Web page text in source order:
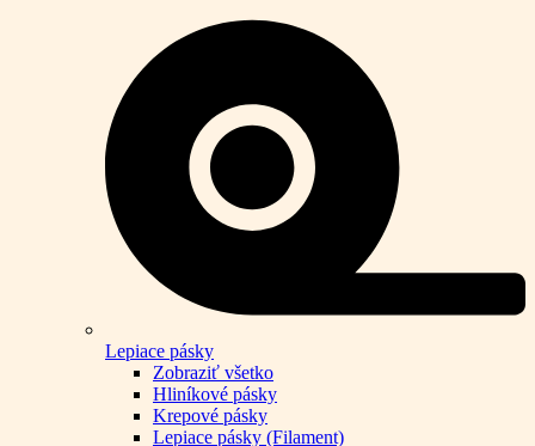
Lepiace pásky
Zobraziť všetko
Hliníkové pásky
Krepové pásky
Lepiace pásky (Filament)